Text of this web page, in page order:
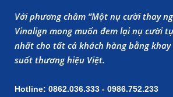
Với phương châm “Một nụ cười thay
Vinalign mong muốn đem lại nụ cười
nhất cho tất cả khách hàng bằng
suốt thương hiệu Việt.
Hotline: 0862.036.333 - 0986.752.233